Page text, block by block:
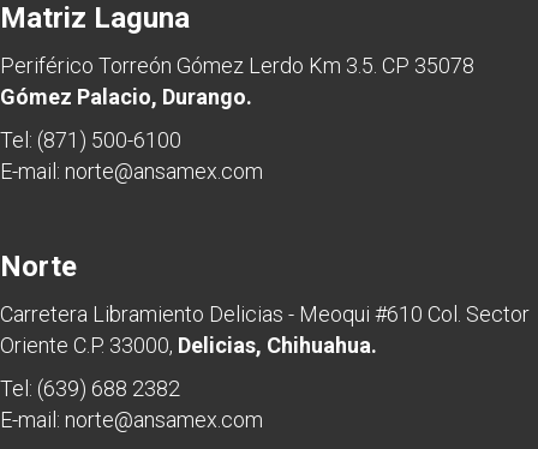
Matriz Laguna
Periférico Torreón Gómez Lerdo Km 3.5. CP 35078
Gómez Palacio, Durango.
Tel: (871) 500-6100
E-mail: norte@ansamex.com
Norte
Carretera Libramiento Delicias - Meoqui #610 Col. Sector
Oriente C.P. 33000, Delicias, Chihuahua.
Tel: (639) 688 2382
E-mail: norte@ansamex.com